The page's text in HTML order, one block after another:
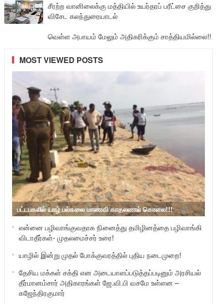
சீரற்ற வானிலைக்கு மத்தியில் உயர்தரப் பரீட்சை குறித்து
விசேட கலந்துரையாடல்
வெள்ள அபாயம் மேலும் அதிகரிக்கும் சாத்தியமில்லை!!
MOST VIEWED POSTS
பட்டபகலில் யாழ்.பல்கலை மாணவி காதலனால் கொலை!!!
என்னை பழிவாங்குவதாக நினைத்து தமிழினத்தை பழிவாங்கி
விடாதீர்கள்- முதலமைச்சர் உரை!
யாழில் இன்று முதல் போக்குவரத்தில் புதிய நடைமுறை!
தேசிய மக்கள் சக்தி என அடையாளப்படுத்தப்படினும் அரசியல்
தீர்மானம்சார் அதிகாரங்கள் ஜே.வி.பி வசமே உள்ளன –
கஜேந்திரகுமார்